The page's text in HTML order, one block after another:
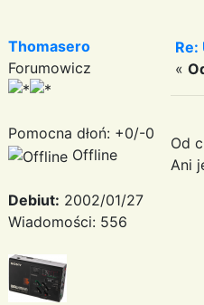
Thomasero
Forumowicz
Pomocna dłoń: +0/-0
Offline
Debiut: 2002/01/27
Wiadomości: 556
Re:
«
Od
Ani